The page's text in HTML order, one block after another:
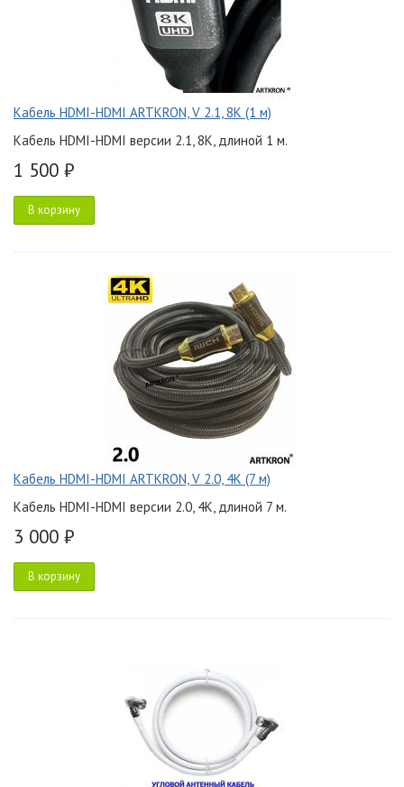
Кабель HDMI-HDMI ARTKRON, V 2.1, 8K (1 м)
Кабель HDMI-HDMI версии 2.1, 8K, длиной 1 м.
1 500 ₽
В корзину
Кабель HDMI-HDMI ARTKRON, V 2.0, 4K (7 м)
Кабель HDMI-HDMI версии 2.0, 4K, длиной 7 м.
3 000 ₽
В корзину